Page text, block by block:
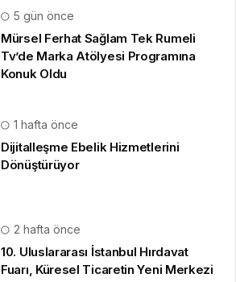
5 gün önce
Mürsel Ferhat Sağlam Tek Rumeli
Tv’de Marka Atölyesi Programına
Konuk Oldu
1 hafta önce
Dijitalleşme Ebelik Hizmetlerini
Dönüştürüyor
2 hafta önce
10. Uluslararası İstanbul Hırdavat
Fuarı, Küresel Ticaretin Yeni Merkezi